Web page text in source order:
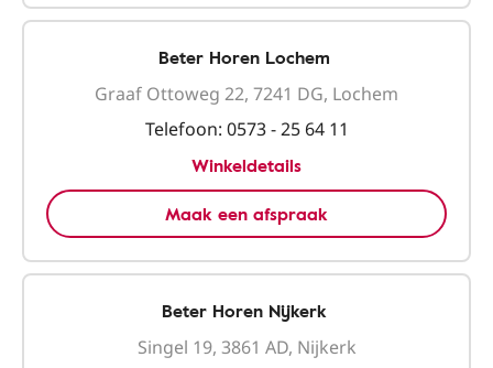
Beter Horen Lochem
Graaf Ottoweg 22, 7241 DG, Lochem
Telefoon: 0573 - 25 64 11
Winkeldetails
Maak een afspraak
Beter Horen Nijkerk
Singel 19, 3861 AD, Nijkerk